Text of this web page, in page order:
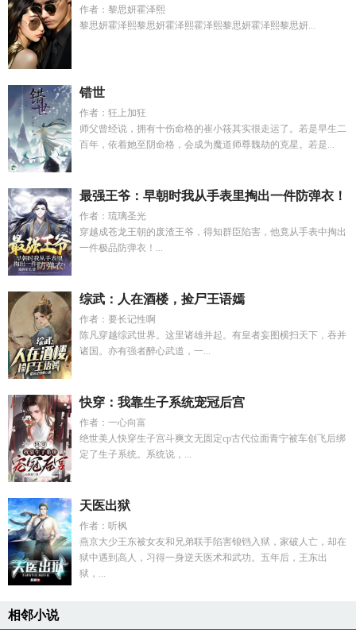
作者：黎思妍霍泽熙
黎思妍霍泽熙黎思妍霍泽熙霍泽熙黎思妍霍泽熙黎思妍...
错世
作者：狂上加狂
师父曾经说，拥有十伤命格的崔小筱其实很走运了。若是早生二
百年，依着她至阴命格，会成为魔道师尊魏劫的克星。若是...
最强王爷：早朝时我从手表里掏出一件防弹衣！
作者：琉璃圣光
穿越成苍龙王朝的废渣王爷，得知群臣陷害，他竟从手表中掏出
一件极品防弹衣！...
综武：人在酒楼，捡尸王语嫣
作者：要长记性啊
陈凡穿越综武世界。这里诸雄并起。有皇者妄图横扫天下，吞并
诸国。亦有强者醉心武道，一...
快穿：我靠生子系统宠冠后宫
作者：一心向富
绝世美人快穿生子宫斗爽文无固定cp古代位面青宁被车创飞后绑
定了生子系统。系统说，...
天医出狱
作者：听枫
燕京大少王东被女友和兄弟联手陷害锒铛入狱，家破人亡，却在
狱中遇到高人，习得一身逆天医术和武功。五年后，王东出
狱，...
相邻小说